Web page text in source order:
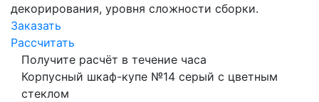
декорирования, уровня сложности сборки.
Заказать
Рассчитать
Получите расчёт в течение часа
Корпусный шкаф-купе №14 серый с цветным
стеклом